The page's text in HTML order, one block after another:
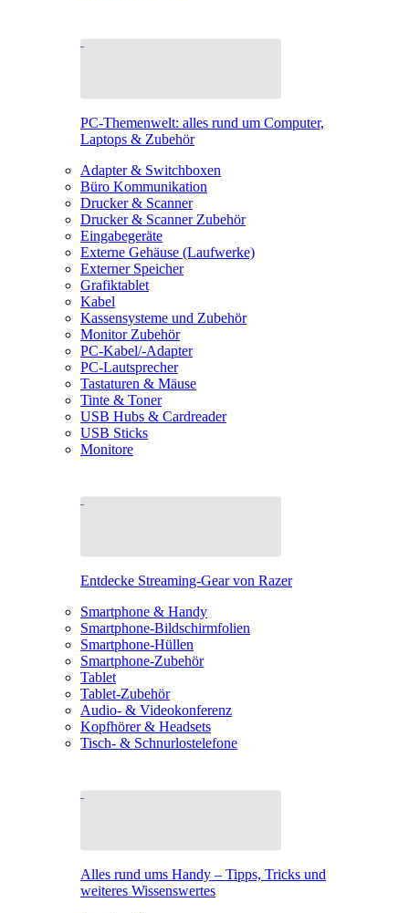
PC-Themenwelt: alles rund um Computer,
Laptops & Zubehör
Adapter & Switchboxen
Büro Kommunikation
Drucker & Scanner
Drucker & Scanner Zubehör
Eingabegeräte
Externe Gehäuse (Laufwerke)
Externer Speicher
Grafiktablet
Kabel
Kassensysteme und Zubehör
Monitor Zubehör
PC-Kabel/-Adapter
PC-Lautsprecher
Tastaturen & Mäuse
Tinte & Toner
USB Hubs & Cardreader
USB Sticks
Monitore
Entdecke Streaming-Gear von Razer
Smartphone & Handy
Smartphone-Bildschirmfolien
Smartphone-Hüllen
Smartphone-Zubehör
Tablet
Tablet-Zubehör
Audio- & Videokonferenz
Kopfhörer & Headsets
Tisch- & Schnurlostelefone
Alles rund ums Handy – Tipps, Tricks und
weiteres Wissenswertes